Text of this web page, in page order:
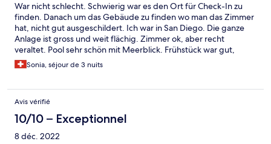
War nicht schlecht. Schwierig war es den Ort für Check-In zu
finden. Danach um das Gebäude zu finden wo man das Zimmer
hat, nicht gut ausgeschildert. Ich war in San Diego. Die ganze
Anlage ist gross und weit flächig. Zimmer ok, aber recht
veraltet. Pool sehr schön mit Meerblick. Frühstück war gut,
frisch und gute Auswahl
Sonia, séjour de 3 nuits
Avis vérifié
10/10 – Exceptionnel
8 déc. 2022